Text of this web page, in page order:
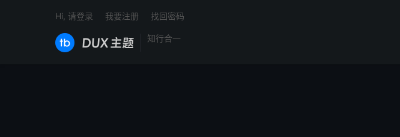
知行合一
Hi, 请登录 我要注册 找回密码